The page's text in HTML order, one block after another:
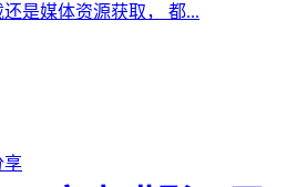
是媒体资源获取， 都...
享